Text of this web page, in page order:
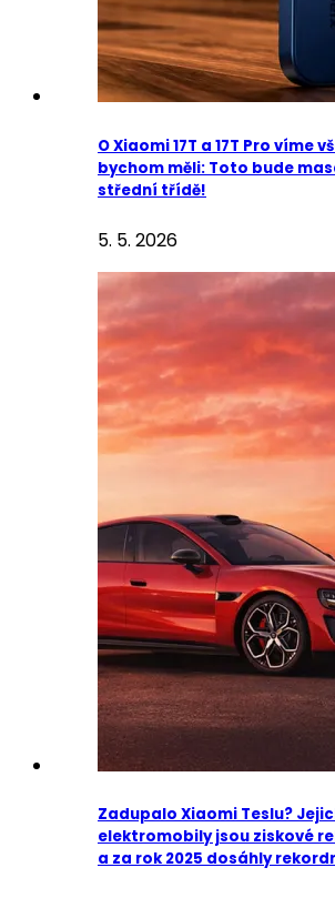
O Xiaomi 17T a 17T Pro víme
bychom měli: Toto bude
střední třídě!
5. 5. 2026
Zadupalo Xiaomi Teslu?
elektromobily jsou ziskové
a za rok 2025 dosáhly